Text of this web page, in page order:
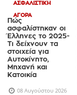
ΑΣΦΑΛΙΣΤΙΚΉ
ΑΓΟΡΆ
Πώς
ασφαλίστηκαν οι
Έλληνες το 2025-
Τι δείχνουν τα
στοιχεία για
Αυτοκίνητο,
Μηχανή και
Κατοικία
08 Αυγούστου 2026